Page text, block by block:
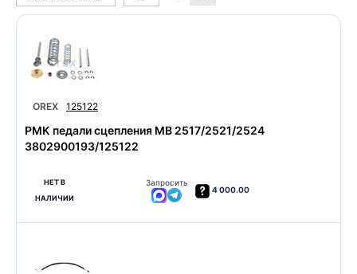
OREX 125122
РМК педали сцепления MB 2517/2521/2524
3802900193/125122
НЕТ В
НАЛИЧИИ
Запросить
4 000.00